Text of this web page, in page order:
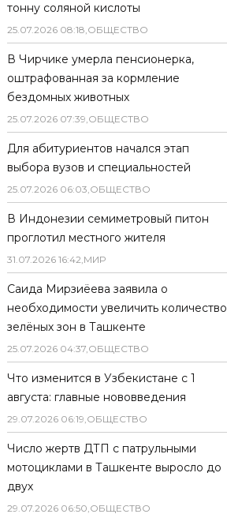
тонну соляной кислоты
25.07.2026 08:18,ОБЩЕСТВО
В Чирчике умерла пенсионерка,
оштрафованная за кормление
бездомных животных
25.07.2026 07:39,ОБЩЕСТВО
Для абитуриентов начался этап
выбора вузов и специальностей
25.07.2026 06:03,ОБЩЕСТВО
В Индонезии семиметровый питон
проглотил местного жителя
31.07.2026 16:42,МИР
Саида Мирзиёева заявила о
необходимости увеличить количество
зелёных зон в Ташкенте
25.07.2026 04:37,ОБЩЕСТВО
Что изменится в Узбекистане с 1
августа: главные нововведения
29.07.2026 06:19,ОБЩЕСТВО
Число жертв ДТП с патрульными
мотоциклами в Ташкенте выросло до
двух
29.07.2026 06:50,ОБЩЕСТВО